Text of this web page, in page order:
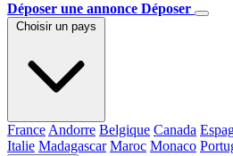
Déposer une annonce Déposer
Choisir un pays
France Andorre Belgique Canada
Italie Madagascar Maroc Monaco